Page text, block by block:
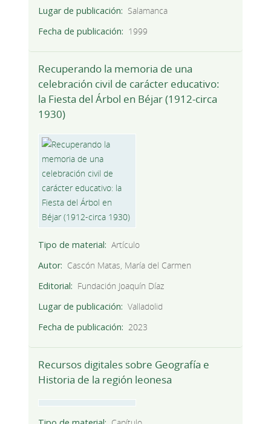
Lugar de publicación
Salamanca
Fecha de publicación
1999
Recuperando la memoria de una
celebración civil de carácter educativo:
la Fiesta del Árbol en Béjar (1912-circa
1930)
Tipo de material
Artículo
Autor
Cascón Matas, María del Carmen
Editorial
Fundación Joaquín Díaz
Lugar de publicación
Valladolid
Fecha de publicación
2023
Recursos digitales sobre Geografía e
Historia de la región leonesa